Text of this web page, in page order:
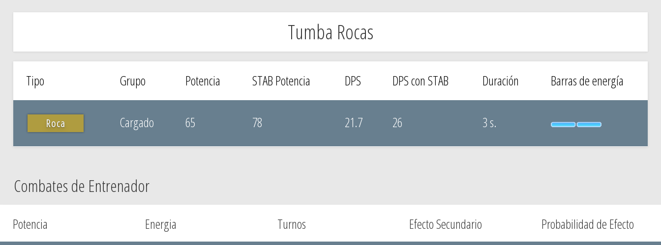
Tumba Rocas
Tipo Grupo Potencia STAB Potencia DPS DPS con STAB Duración Barras de energía
Roca Cargado 65 78 21.7 26 3 s.
Combates de Entrenador
Potencia Energia Turnos Efecto Secundario Probabilidad de Efecto